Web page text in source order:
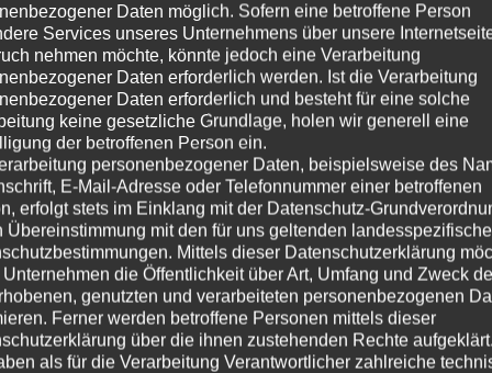
und organisatorische Maßnahmen
lückenlosen Schutz der über diese
verarbeiteten personenbezogenen Daten
Dennoch können Internetbasierte
grundsätzlich Sicherheitslücken
sodass ein absoluter Schutz nicht
Aus diesem Grund steht es jeder
personenbezogene Daten auch auf
telefonisch, an uns zu
h4>
Daten möglich. Sofern eine betroffene Person
Services unseres Unternehmens über unsere
nehmen möchte, könnte jedoch eine Verarbeitung
Daten erforderlich werden. Ist die Verarbeitung
Daten erforderlich und besteht für eine solche
keine gesetzliche Grundlage, holen wir generell eine
der betroffenen Person ein.
personenbezogener Daten, beispielsweise des
E-Mail-Adresse oder Telefonnummer einer betroffenen
erfolgt stets im Einklang mit der Datenschutz-
Übereinstimmung mit den für uns geltenden
Mittels dieser Datenschutzerklärung
Unternehmen die Öffentlichkeit über Art, Umfang und Zweck
genutzten und verarbeiteten personenbezogenen
Ferner werden betroffene Personen mittels dieser
über die ihnen zustehenden Rechte aufgeklärt.
als für die Verarbeitung Verantwortlicher zahlreiche